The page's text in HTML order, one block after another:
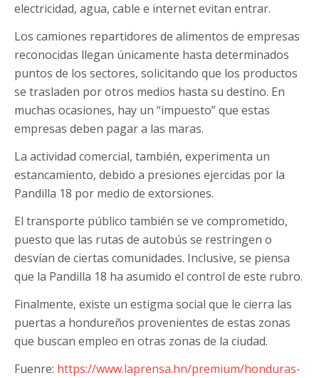
electricidad, agua, cable e internet evitan entrar.
Los camiones repartidores de alimentos de empresas
reconocidas llegan únicamente hasta determinados
puntos de los sectores, solicitando que los productos
se trasladen por otros medios hasta su destino. En
muchas ocasiones, hay un “impuesto” que estas
empresas deben pagar a las maras.
La actividad comercial, también, experimenta un
estancamiento, debido a presiones ejercidas por la
Pandilla 18 por medio de extorsiones.
El transporte público también se ve comprometido,
puesto que las rutas de autobús se restringen o
desvían de ciertas comunidades. Inclusive, se piensa
que la Pandilla 18 ha asumido el control de este rubro.
Finalmente, existe un estigma social que le cierra las
puertas a hondureños provenientes de estas zonas
que buscan empleo en otras zonas de la ciudad.
Fuenre: https://www.laprensa.hn/premium/honduras-